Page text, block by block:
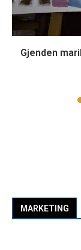
Gjenden
MARKETING